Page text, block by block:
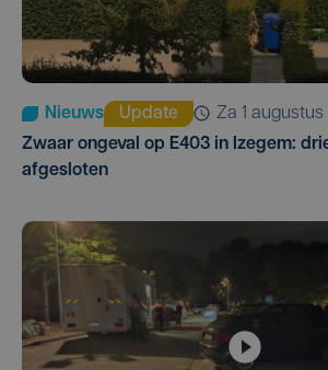
Nieuws Update
za 1 augustus
Zwaar ongeval op E403 in Izegem:
afgesloten